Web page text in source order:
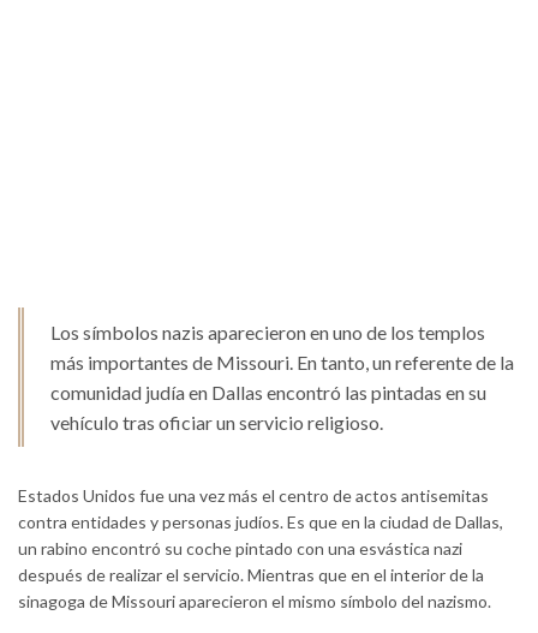
Los símbolos nazis aparecieron en uno de los templos
más importantes de Missouri. En tanto, un referente de la
comunidad judía en Dallas encontró las pintadas en su
vehículo tras oficiar un servicio religioso.
Estados Unidos fue una vez más el centro de actos antisemitas
contra entidades y personas judíos. Es que en la ciudad de Dallas,
un rabino encontró su coche pintado con una esvástica nazi
después de realizar el servicio. Mientras que en el interior de la
sinagoga de Missouri aparecieron el mismo símbolo del nazismo.